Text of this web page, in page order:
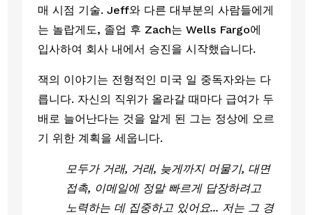
매 시점 기술. Jeff와 다른 대부분의 사람들에게
는 놀랍게도, 졸업 후 Zach는 Wells Fargo에
입사하여 회사 내에서 승진을 시작했습니다.
잭의 이야기는 전형적인 미국 일 중독자와는 다
릅니다. 자신의 직위가 올라갈 때마다 급여가 두
배로 늘어난다는 것을 알게 된 그는 정상에 오르
기 위한 계획을 세웁니다.
모두가 거래, 거래, 늦게까지 머물기, 대면
접촉, 이메일에 정말 빠르게 답장하려고
노력하는 데 집중하고 있어요... 저는 그 경